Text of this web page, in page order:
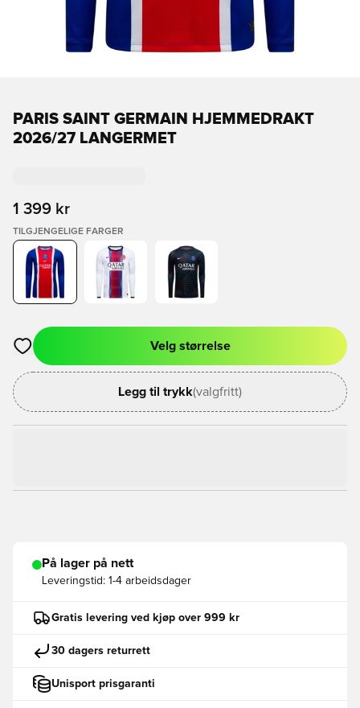
PARIS SAINT GERMAIN HJEMMEDRAKT
2026/27 LANGERMET
1 399 kr
TILGJENGELIGE FARGER
Åpner en Modal for å logge inn eller registrere deg som
Velg størrelse
Legg til trykk(valgfritt)
På lager på nett
Leveringstid: 1-4 arbeidsdager
Gratis levering ved kjøp over 999 kr
30 dagers returrett
Unisport prisgaranti